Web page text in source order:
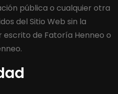
pública o cualquier otra
del Sitio Web sin la
de Fatoría Henneo o